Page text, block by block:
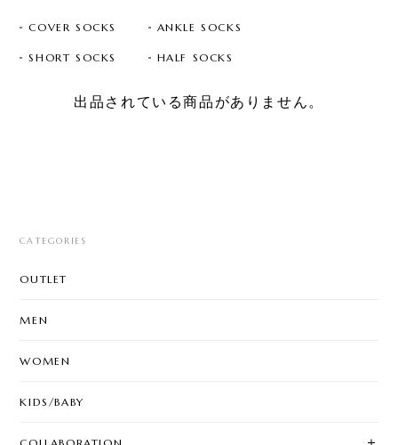
COVER SOCKS ANKLE SOCKS
SHORT SOCKS HALF SOCKS
出品されている商品がありません。
CATEGORIES
OUTLET
MEN
WOMEN
KIDS/BABY